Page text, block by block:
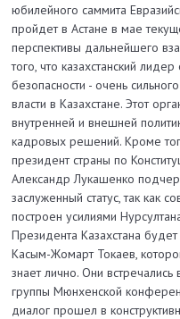
юбилейного саммита
пройдет в Астане в мае
перспективы дальнейшего
того, что казахстанский
безопасности - очень
власти в Казахстане. Этот
внутренней и внешней
кадровых решений. Кроме
президент страны по
Александр Лукашенко
заслуженный статус, так как
построен усилиями
Президента Казахстана
Касым-Жомарт Токаев,
знает лично. Они
группы Мюнхенской
диалог прошел в